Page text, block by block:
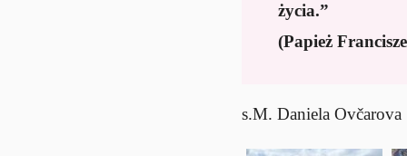
życia.”
(Papież
s.M. Daniela Ovčarova